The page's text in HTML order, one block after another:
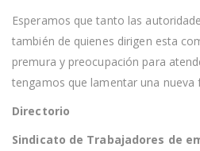
Esperamos que tanto las
también de quienes dirigen esta
premura y preocupación para
tengamos que lamentar una nueva
Directorio
Sindicato de Trabajadores de